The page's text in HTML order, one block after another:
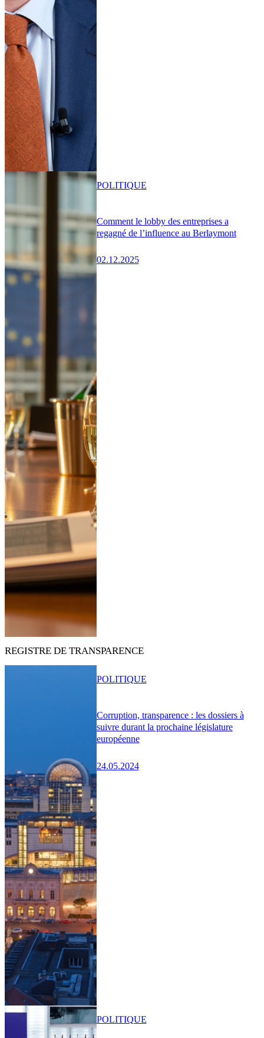
Comment le lobby des entreprises a
regagné de l’influence au Berlaymont
02.12.2025
POLITIQUE
REGISTRE DE TRANSPARENCE
Corruption, transparence : les dossiers à
suivre durant la prochaine législature
européenne
24.05.2024
POLITIQUE
POLITIQUE